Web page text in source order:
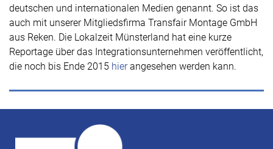
deutschen und internationalen Medien genannt. So ist das
auch mit unserer Mitgliedsfirma Transfair Montage GmbH
aus Reken. Die Lokalzeit Münsterland hat eine kurze
Reportage über das Integrationsunternehmen veröffentlicht,
die noch bis Ende 2015 hierangesehen werden kann.